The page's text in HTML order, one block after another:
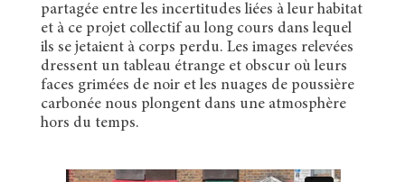
partagée entre les incertitudes liées à leur habitat
et à ce projet collectif au long cours dans lequel
ils se jetaient à corps perdu. Les images relevées
dressent un tableau étrange et obscur où leurs
faces grimées de noir et les nuages de poussière
carbonée nous plongent dans une atmosphère
hors du temps.